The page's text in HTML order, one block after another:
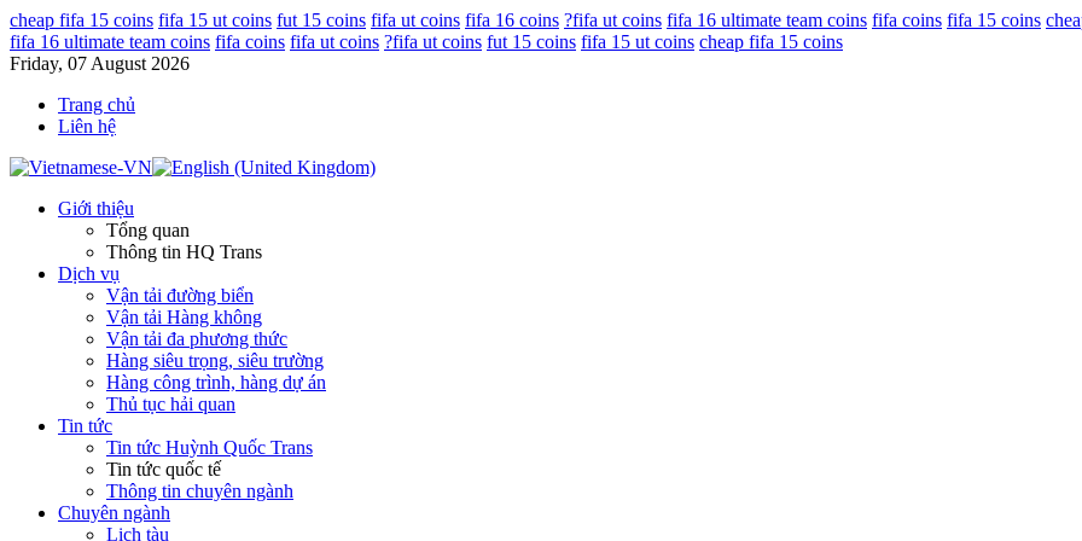
cheap fifa 15 coins fifa 15 ut coins fut 15 coins fifa ut coins fifa 16 coins ?fifa ut coins fifa 16 ultimate team coins fifa coins fifa 15 coins
fifa 16 ultimate team coins fifa coins fifa ut coins ?fifa ut coins fut 15 coins fifa 15 ut coins cheap fifa 15 coins
Friday, 07 August 2026
Trang chủ
Liên hệ
Giới thiệu
Tổng quan
Thông tin HQ Trans
Dịch vụ
Vận tải đường biển
Vận tải Hàng không
Vận tải đa phương thức
Hàng siêu trọng, siêu trường
Hàng công trình, hàng dự án
Thủ tục hải quan
Tin tức
Tin tức Huỳnh Quốc Trans
Tin tức quốc tế
Thông tin chuyên ngành
Chuyên ngành
Lịch tàu